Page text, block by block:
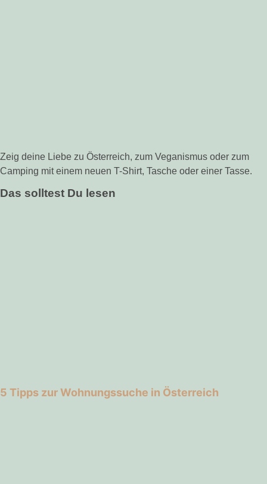
Zeig deine Liebe zu Österreich, zum Veganismus oder zum
Camping mit einem neuen T-Shirt, Tasche oder einer Tasse.
Das solltest Du lesen
5 Tipps zur Wohnungssuche in Österreich